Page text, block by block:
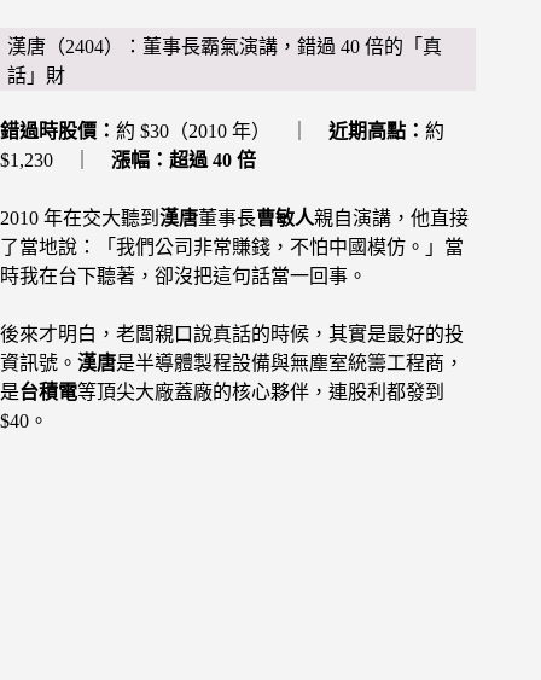
漢唐（2404）：董事長霸氣演講，錯過 40 倍的「真
話」財
錯過時股價： 約 $30（2010 年） ｜ 近期高點： 約
$1,230 ｜ 漲幅：超過 40 倍
2010 年在交大聽到 漢唐董事長曹敏人親自演講，他直接
了當地說：「我們公司非常賺錢，不怕中國模仿。」當
時我在台下聽著，卻沒把這句話當一回事。
後來才明白，老闆親口說真話的時候，其實是最好的投
資訊號。 漢唐是半導體製程設備與無塵室統籌工程商，
是台積電等頂尖大廠蓋廠的核心夥伴，連股利都發到
$40。